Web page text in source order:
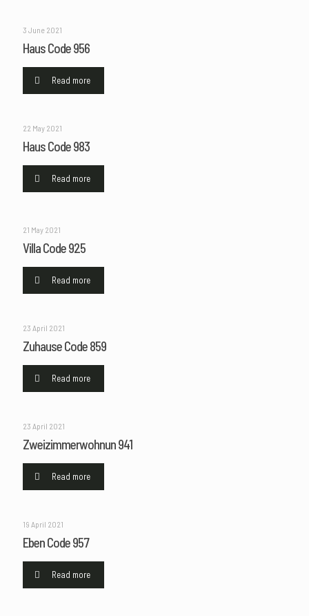
3 June 2021
Haus Code 956
Read more
22 May 2021
Haus Code 983
Read more
21 May 2021
Villa Code 925
Read more
23 April 2021
Zuhause Code 859
Read more
23 April 2021
Zweizimmerwohnun 941
Read more
19 April 2021
Eben Code 957
Read more